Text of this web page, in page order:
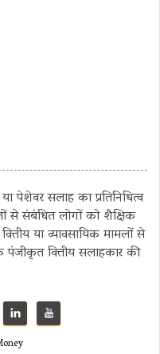
पेशेवर सलाह का प्रतिनिधित्व
से संबंधित लोगों को शैक्षिक
या व्यावसायिक मामलों से
वित्तीय सलाहकार की